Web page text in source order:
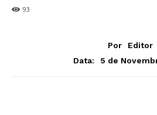
93
milhões Kz
Por
Editor
Data:
5 de